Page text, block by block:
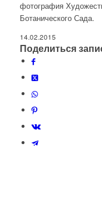
фотография
Ботанического Сада.
14.02.2015
Поделиться